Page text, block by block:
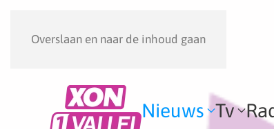
Overslaan en naar de inhoud gaan
Nieuws Tv